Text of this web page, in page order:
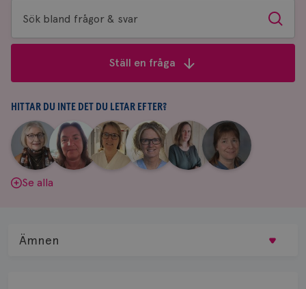
Sök
bland
&
svar
Sök
Ställ en fråga
HITTAR DU INTE DET DU LETAR EFTER?
Aina
Johnsson
|
Anne
Andersson
Fredrika
Killander
|
Jeanette
Bäcklund
|
Maria
Edegran
|
Yvette
Andersson
Se alla
Ämnen